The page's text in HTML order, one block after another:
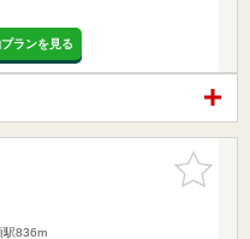
ランを見る
お気に入
りに追加
駅836m